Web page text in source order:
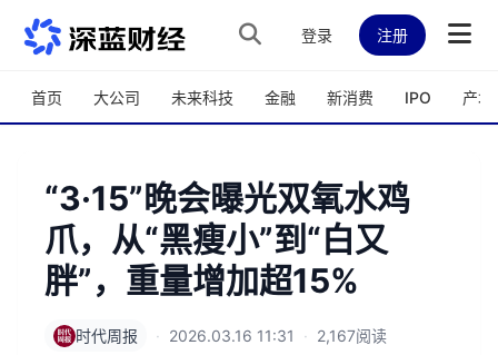
跳转到主内容
登录 注册
首页 大公司 未来科技 金融 新消费 IPO 产城
“3·15”晚会曝光双氧水鸡
爪，从“黑瘦小”到“白又
胖”，重量增加超15%
时代周报 · 2026.03.16 11:31 · 2,167阅读